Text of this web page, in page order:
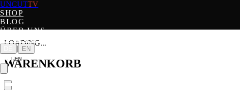
UNCUT
LOADING...
UNCUTTV
SHOP
BLOG
ÜBER UNS
HÄNDLER
| EN
DE | EN
WARENKORB